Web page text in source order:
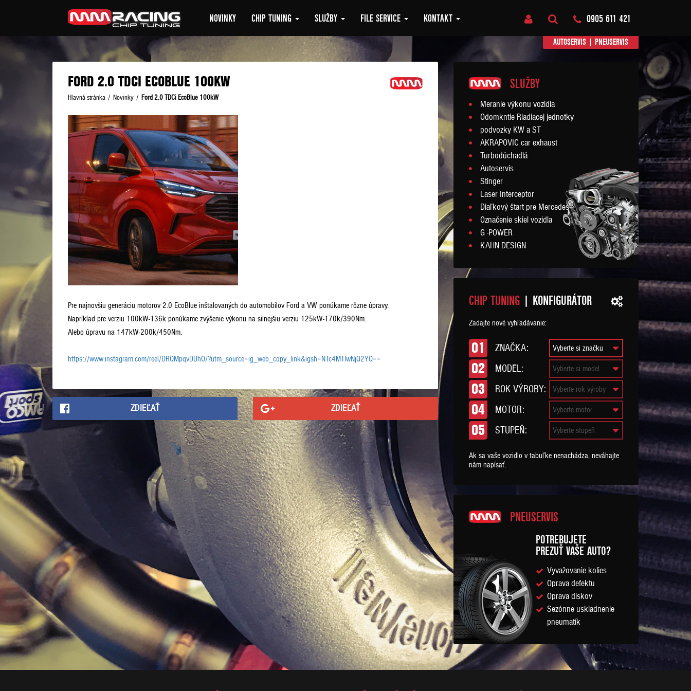
NOVINKY CHIP TUNING SLUŽBY FILE SERVICE KONTAKT 0905 611 421
AUTOSERVIS | PNEUSERVIS
FORD 2.0 TDCI ECOBLUE 100KW
Hlavná stránka / Novinky / Ford 2.0 TDCi EcoBlue 100kW
Pre najnovšiu generáciu motorov 2.0 EcoBlue inštalovaných do automobilov Ford a VW ponúkame rôzne úpravy.
Napríklad pre verziu 100kW-136k ponúkame zvýšenie výkonu na silnejšiu verziu 125kW-170k/390Nm.
Alebo úpravu na 147kW-200k/450Nm.
https://www.instagram.com/reel/DRQMpqvDUhO/?utm_source=ig_web_copy_link&igsh=NTc4MTIwNjQ2YQ==
ZDIEĽAŤ ZDIEĽAŤ
SLUŽBY
Meranie výkonu vozidla
Odomkntie Riadiacej jednotky
podvozky KW a ST
AKRAPOVIC car exhaust
Turbodúchadlá
Autoservis
Stinger
Laser Interceptor
Diaľkový štart pre Mercedes
Označenie skiel vozidla
G -POWER
KAHN DESIGN
CHIP TUNING | KONFIGURÁTOR
Zadajte nové vyhľadávanie:
01 ZNAČKA:
02 MODEL:
03 ROK VÝROBY:
04 MOTOR:
05 STUPEŇ:
Ak sa vaše vozidlo v tabuľke nenachádza, neváhajte
nám napísať.
PNEUSERVIS
POTREBUJETE
PREZUŤ VAŠE AUTO?
Vyvažovanie kolies
Oprava defektu
Oprava diskov
Sezónne uskladnenie
pneumatík